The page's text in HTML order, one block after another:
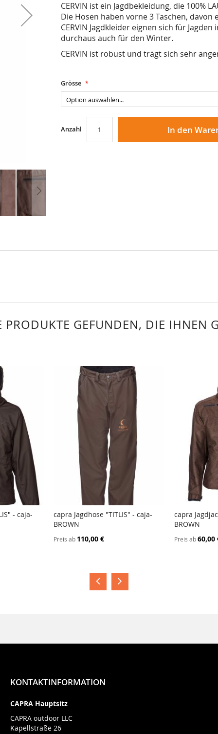
CERVIN ist ein Jagdbekleidung, die 100%
Die Hosen haben vorne 3 Taschen, davon
CERVIN Jagdkleider eignen sich für
durchaus auch für den Winter.
CERVIN ist robust und trägt sich sehr
Grösse
Anzahl In den
GEFUNDEN, DIE IHNEN
- caja-
capra Jagdhose "TITLIS" - caja-
BROWN
Preis ab 110,00 €
capra
BROWN
Preis ab60,00
KONTAKTINFORMATION
CAPRA Hauptsitz
CAPRA outdoor LLC
Kapellstraße 26